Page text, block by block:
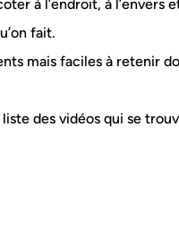
à l’endroit, à l’envers
fait.
mais faciles à retenir
des vidéos qui se